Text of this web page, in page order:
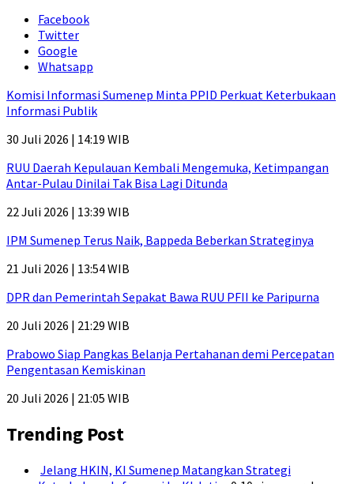
Facebook
Twitter
Google
Whatsapp
Komisi Informasi Sumenep Minta PPID Perkuat Keterbukaan
Informasi Publik
30 Juli 2026 | 14:19 WIB
RUU Daerah Kepulauan Kembali Mengemuka, Ketimpangan
Antar-Pulau Dinilai Tak Bisa Lagi Ditunda
22 Juli 2026 | 13:39 WIB
IPM Sumenep Terus Naik, Bappeda Beberkan Strateginya
21 Juli 2026 | 13:54 WIB
DPR dan Pemerintah Sepakat Bawa RUU PFII ke Paripurna
20 Juli 2026 | 21:29 WIB
Prabowo Siap Pangkas Belanja Pertahanan demi Percepatan
Pengentasan Kemiskinan
20 Juli 2026 | 21:05 WIB
Trending Post
Jelang HKIN, KI Sumenep Matangkan Strategi